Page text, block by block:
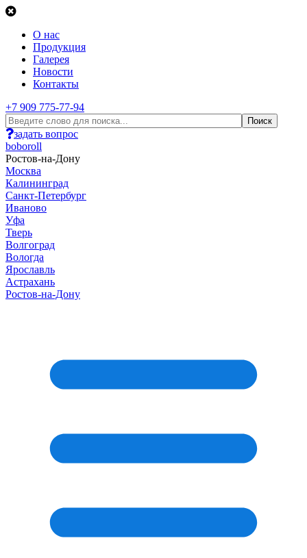
О нас
Продукция
Галерея
Новости
Контакты
+7 909 775-77-94
задать вопрос
boboroll
Ростов-на-Дону
Москва
Калининград
Санкт-Петербург
Иваново
Уфа
Тверь
Волгоград
Вологда
Ярославль
Астрахань
Ростов-на-Дону